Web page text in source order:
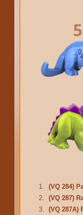
1. (VQ 284)
2.
(VQ 287)
3.
(VQ 287A)